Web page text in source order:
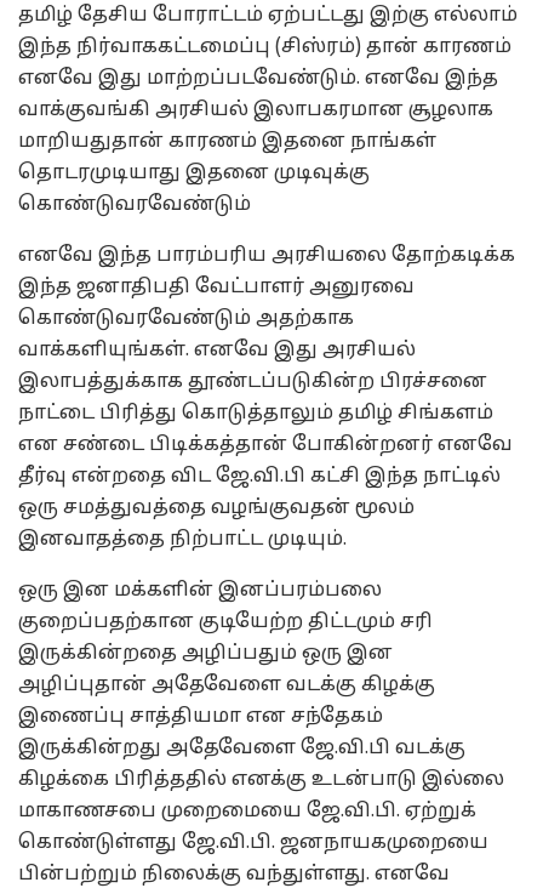
தமிழ் தேசிய போராட்டம் ஏற்பட்டது இற்கு எல்லாம்
இந்த நிர்வாககட்டமைப்பு (சிஸ்ரம்) தான் காரணம்
எனவே இது மாற்றப்படவேண்டும். எனவே இந்த
வாக்குவங்கி அரசியல் இலாபகரமான சூழலாக
மாறியதுதான் காரணம் இதனை நாங்கள்
தொடரமுடியாது இதனை முடிவுக்கு
கொண்டுவரவேண்டும்
எனவே இந்த பாரம்பரிய அரசியலை தோற்கடிக்க
இந்த ஜனாதிபதி வேட்பாளர் அனுரவை
கொண்டுவரவேண்டும் அதற்காக
வாக்களியுங்கள். எனவே இது அரசியல்
இலாபத்துக்காக தூண்டப்படுகின்ற பிரச்சனை
நாட்டை பிரித்து கொடுத்தாலும் தமிழ் சிங்களம்
என சண்டை பிடிக்கத்தான் போகின்றனர் எனவே
தீர்வு என்றதை விட ஜே.வி.பி கட்சி இந்த நாட்டில்
ஒரு சமத்துவத்தை வழங்குவதன் மூலம்
இனவாதத்தை நிற்பாட்ட முடியும்.
ஒரு இன மக்களின் இனப்பரம்பலை
குறைப்பதற்கான குடியேற்ற திட்டமும் சரி
இருக்கின்றதை அழிப்பதும் ஒரு இன
அழிப்புதான் அதேவேளை வடக்கு கிழக்கு
இணைப்பு சாத்தியமா என சந்தேகம்
இருக்கின்றது அதேவேளை ஜே.வி.பி வடக்கு
கிழக்கை பிரித்ததில் எனக்கு உடன்பாடு இல்லை
மாகாணசபை முறைமையை ஜே.வி.பி. ஏற்றுக்
கொண்டுள்ளது ஜே.வி.பி. ஜனநாயகமுறையை
பின்பற்றும் நிலைக்கு வந்துள்ளது. எனவே